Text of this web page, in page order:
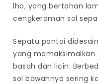
lho, yang bertahan
cengkeraman sol
Sepatu pantai
yang memaksimalkan
basah dan licin.
sol bawahnya sering